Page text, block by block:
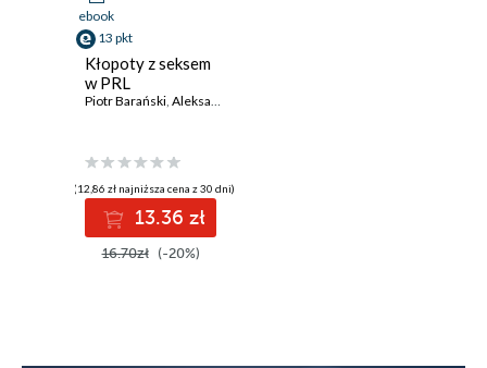
ebook
13 pkt
Kłopoty z seksem
w PRL
Piotr Barański, Aleksandra Czajkowska
(12,86 zł najniższa cena z 30 dni)
13.36 zł
16.70zł (-20%)